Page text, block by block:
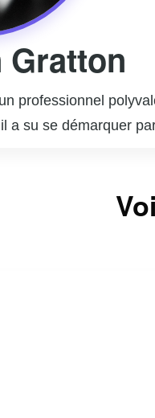
Gratton
professionnel
a su se démarquer